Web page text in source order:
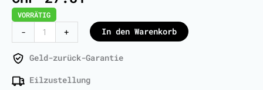
von 5,
basierend
auf
Kundenbewertungen
VORRÄTIG
-
Coriander
Oil
-
Liter
+ In den Warenkorb
Geld-zurück-Garantie
Eilzustellung